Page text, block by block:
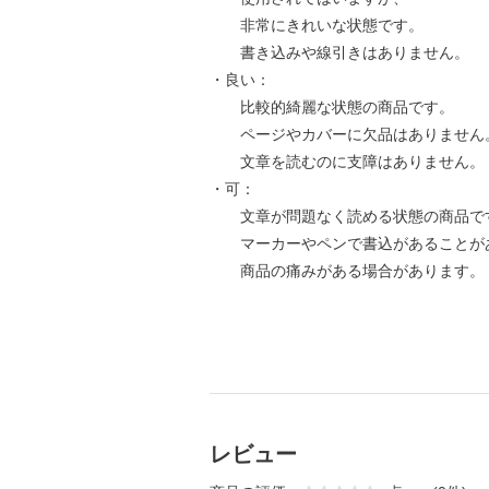
非常にきれいな状態です。
書き込みや線引きはありません。
・良い：
比較的綺麗な状態の商品です。
ページやカバーに欠品はありません
文章を読むのに支障はありません。
・可：
文章が問題なく読める状態の商品で
マーカーやペンで書込があることが
商品の痛みがある場合があります。
レビュー